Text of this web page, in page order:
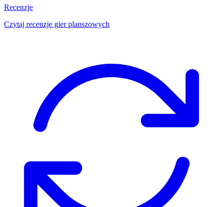
Recenzje
Czytaj recenzje gier planszowych